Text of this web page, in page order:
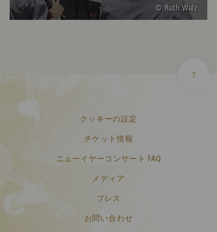
© Ruth Walz
クッキーの設定
チケット情報
ニューイヤーコンサート FAQ
メディア
プレス
お問い合わせ